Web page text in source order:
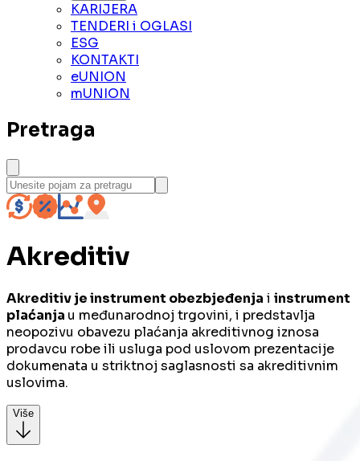
KARIJERA
TENDERI i OGLASI
ESG
KONTAKTI
eUNION
mUNION
Pretraga
Akreditiv
Akreditiv je instrument obezbjeđenja i instrument
plaćanja u međunarodnoj trgovini, i predstavlja
neopozivu obavezu plaćanja akreditivnog iznosa
prodavcu robe ili usluga pod uslovom prezentacije
dokumenata u striktnoj saglasnosti sa akreditivnim
uslovima.
Više